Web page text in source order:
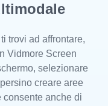
trovi ad affrontare,
Vidmore Screen
selezionare
creare aree
consente anche di